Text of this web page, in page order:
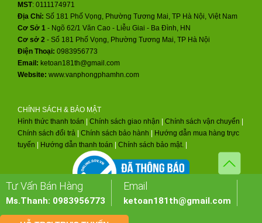
MST: 0111174971
Địa Chỉ: Số 181 Phố Vọng, Phường Tương Mai, TP Hà Nội, Việt Nam
Cơ Sở 1 - Ngõ 62/1 Văn Cao - Liễu Giai - Ba Đình, HN
Cơ sở 2 - Số 181 Phố Vọng, Phường Tương Mai, TP Hà Nội
Điện Thoại: 0983956773
Email: ketoan181th@gmail.com
Website: www.vanphongphamhn.com
CHÍNH SÁCH & BẢO MẬT
Hình thức thanh toán
Chính sách giao nhận Chính sách vận chuyển
Chính sách đổi trả
Chính sách bảo hành
Hướng dẫn mua hàng trực
tuyến
Hướng dẫn thanh toán Chính sách bảo mật.
Tư Vấn Bán Hàng
Ms.Thanh: 0983956773
Email
ketoan181th@gmail.com